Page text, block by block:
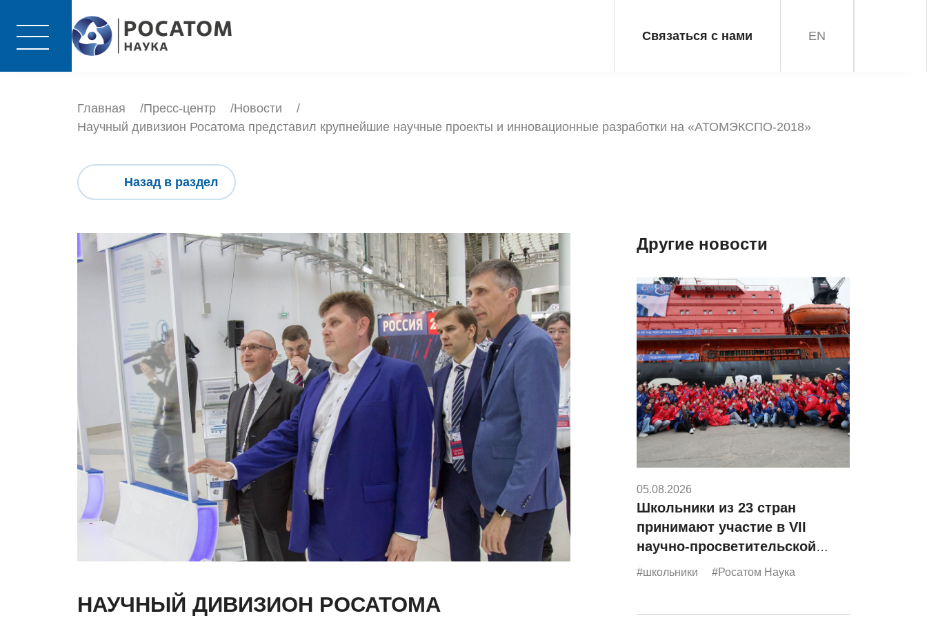
Связаться с нами EN
Главная Пресс-центр
Новости
Научный дивизион Росатома представил крупнейшие научные проекты и инновационные разработки на «АТОМЭКСПО-2018»
Назад в раздел
НАУЧНЫЙ ДИВИЗИОН РОСАТОМА
Другие новости
05.08.2026
Школьники из 23 стран
принимают участие в VII
научно-просветительской
экспедиции «Росатома»
#школьники #Росатом Наука